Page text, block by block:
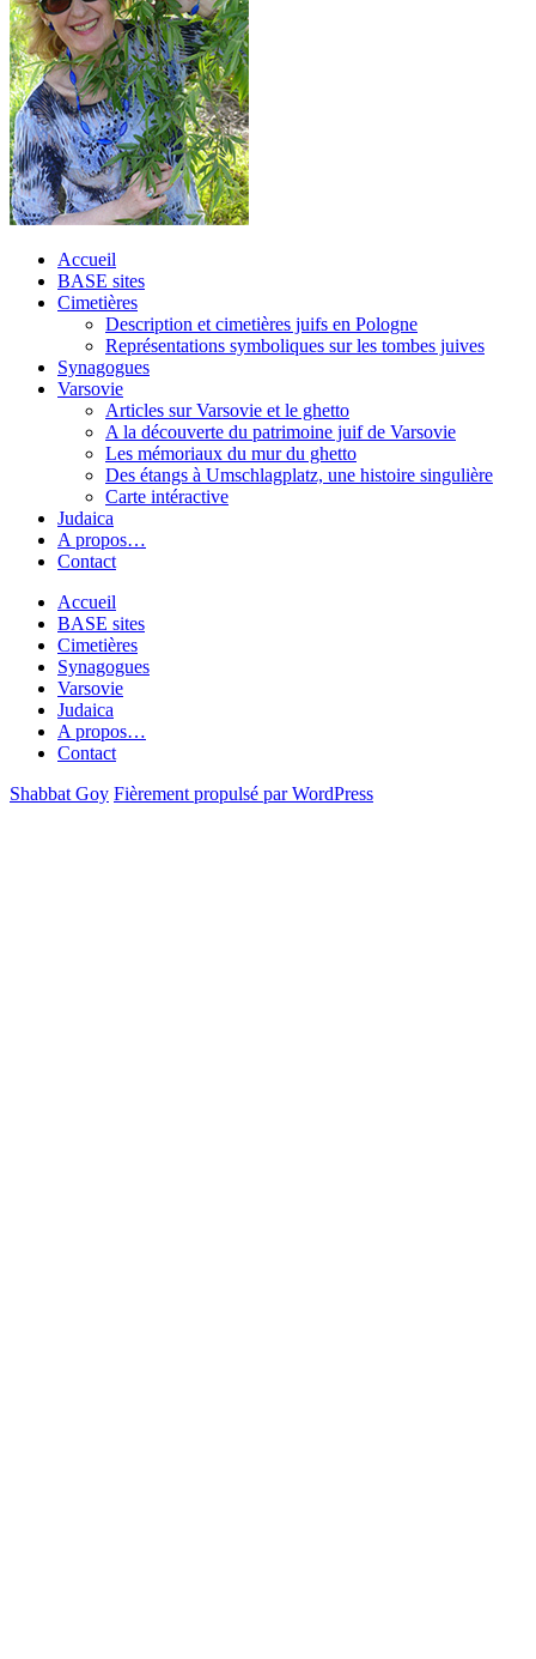
Accueil
BASE sites
Cimetières
Description et cimetières juifs en Pologne
Représentations symboliques sur les tombes juives
Synagogues
Varsovie
Articles sur Varsovie et le ghetto
A la découverte du patrimoine juif de Varsovie
Les mémoriaux du mur du ghetto
Des étangs à Umschlagplatz, une histoire singulière
Carte intéractive
Judaica
A propos…
Contact
Accueil
BASE sites
Cimetières
Synagogues
Varsovie
Judaica
A propos…
Contact
Shabbat Goy Fièrement propulsé par WordPress